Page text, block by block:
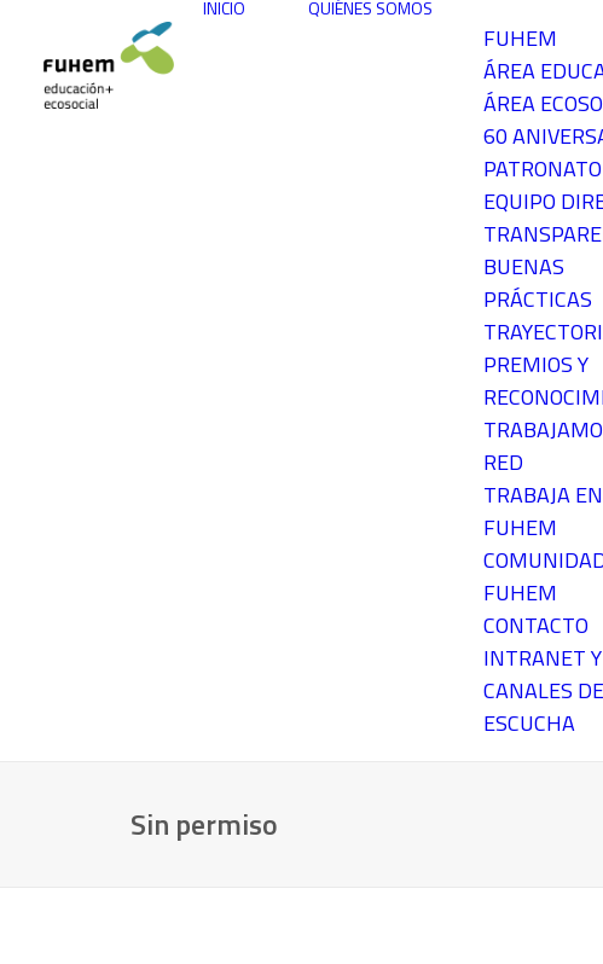
INICIO QUIÉNES SOMOS
FUHEM
ÁREA
ÁREA
60
EQUIPO
BUENAS
PRÁCTICAS
PREMIOS Y
RED
TRABAJA EN
FUHEM
FUHEM
CONTACTO
INTRANET Y
CANALES DE
ESCUCHA
Sin permiso